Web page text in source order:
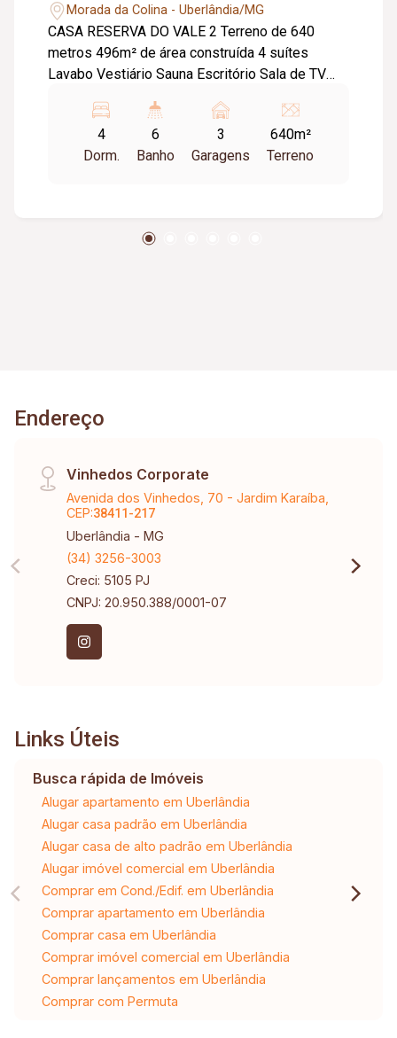
Morada da Colina - Uberlândia/MG
CASA RESERVA DO VALE 2 Terreno de 640
metros 496m² de área construída 4 suítes
Lavabo Vestiário Sauna Escritório Sala de TV
serviço e banheiro de empregada Piscina
aquecida Garagem para 3 caminhonetes Pontos
de ar condicionado na sala e quartos
4
Dorm.
6
Banho
3
Garagens
640m²
Terreno
Endereço
Vinhedos Corporate
Avenida dos Vinhedos, 70 - Jardim Karaíba,
CEP:38411-217
Uberlândia - MG
(34) 3256-3003
Creci: 5105 PJ
CNPJ: 20.950.388/0001-07
Links Úteis
Busca rápida de Imóveis
Alugar apartamento em Uberlândia
Alugar casa padrão em Uberlândia
Alugar casa de alto padrão em Uberlândia
Alugar imóvel comercial em Uberlândia
Comprar em Cond./Edif. em Uberlândia
Comprar apartamento em Uberlândia
Comprar casa em Uberlândia
Comprar imóvel comercial em Uberlândia
Comprar lançamentos em Uberlândia
Comprar com Permuta